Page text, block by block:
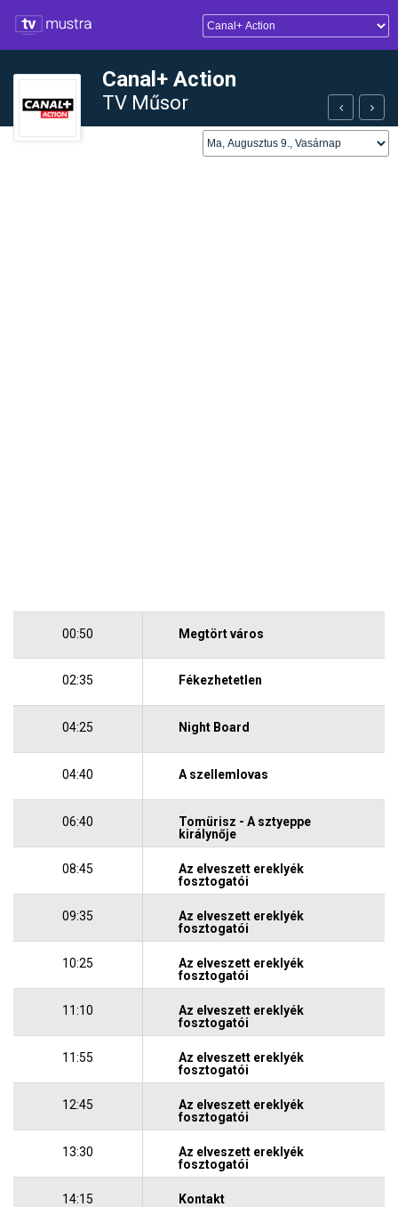
Canal+ Action
TV Műsor
00:50 Megtört város
02:35 Fékezhetetlen
04:25 Night Board
04:40 A szellemlovas
06:40
Tomürisz - A sztyeppe
királynője
08:45
Az elveszett ereklyék
fosztogatói
09:35
Az elveszett ereklyék
fosztogatói
10:25
Az elveszett ereklyék
fosztogatói
11:10
Az elveszett ereklyék
fosztogatói
11:55
Az elveszett ereklyék
fosztogatói
12:45
Az elveszett ereklyék
fosztogatói
13:30
Az elveszett ereklyék
fosztogatói
14:15 Kontakt